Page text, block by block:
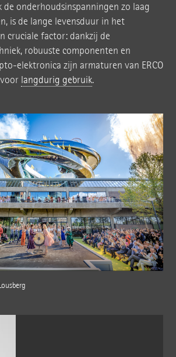
de onderhoudsinspanningen zo laag
is de lange levensduur in het
cruciale factor: dankzij de
robuuste componenten en
elektronica zijn armaturen van ERCO
langdurig gebruik.